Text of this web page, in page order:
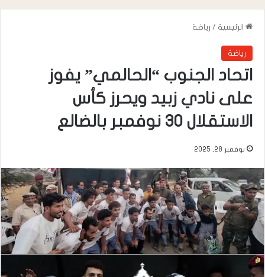
الرئيسية / رياضة
رياضة
اتحاد الجنوب “الحالمي” يفوز
على نادي زبيد ويحرز كأس
الاستقلال 30 نوفمبر بالضالع
نوفمبر 28, 2025